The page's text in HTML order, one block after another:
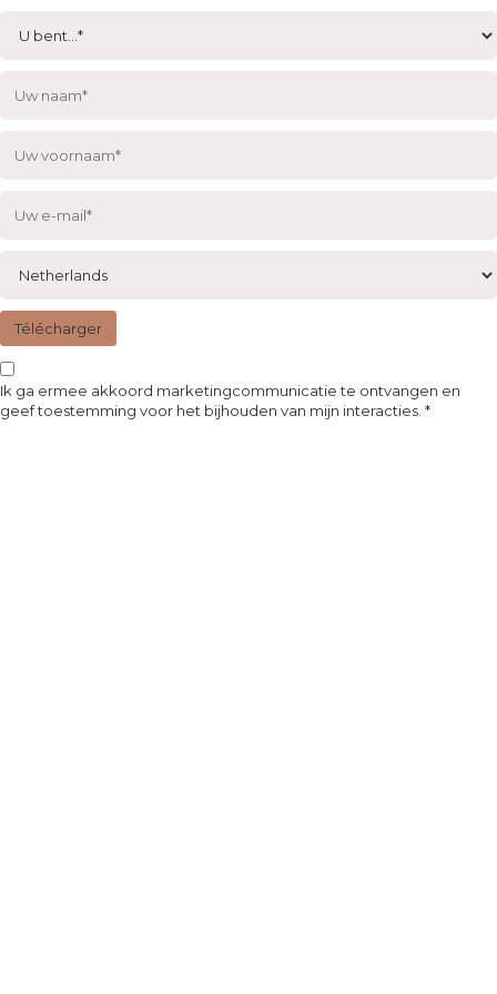
Télécharger
Ik ga ermee akkoord marketingcommunicatie te ontvangen en
geef toestemming voor het bijhouden van mijn interacties. *